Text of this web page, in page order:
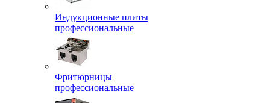
Индукционные плиты
профессиональные
Фритюрницы
профессиональные